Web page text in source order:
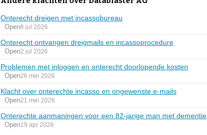
Onterecht dreigen met incassobureau
Open8 jul 2026
Onterecht ontvangen dreigmails en incassoprocedure
Open2 jul 2026
Problemen met inloggen en onterecht doorlopende kosten
Open26 mei 2026
Klacht over onterechte incasso en ongewenste e-mails
Open21 mei 2026
Onterechte aanmaningen voor een 82-jarige man met dementie
Open19 apr 2026